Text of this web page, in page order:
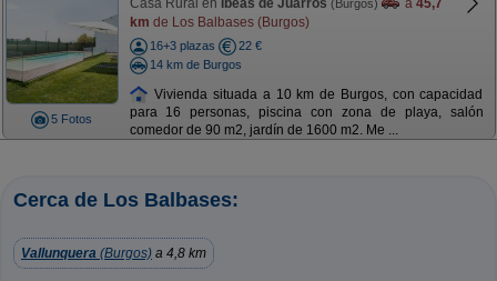
5 Fotos
Casa Rural en Ibeas de Juarros (Burgos) a 45,7
km de Los Balbases (Burgos)
16+3 plazas
22 €
14 km de Burgos
Vivienda situada a 10 km de Burgos, con capacidad
para 16 personas, piscina con zona de playa, salón
comedor de 90 m2, jardín de 1600 m2. Me ...
Cerca de Los Balbases:
Vallunquera (Burgos) a 4,8 km